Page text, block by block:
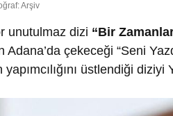
Arşiv
unutulmaz dizi “Bir
Adana’da çekeceği “Seni
yapımcılığını üstlendiği diziyi